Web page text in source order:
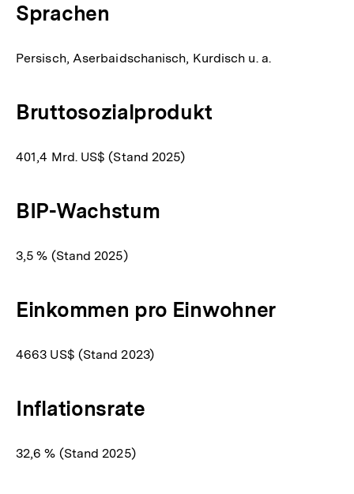
Sprachen
Persisch, Aserbaidschanisch, Kurdisch u. a.
Bruttosozialprodukt
401,4 Mrd. US$ (Stand 2025)
BIP-Wachstum
3,5 % (Stand 2025)
Einkommen pro Einwohner
4663 US$ (Stand 2023)
Inflationsrate
32,6 % (Stand 2025)